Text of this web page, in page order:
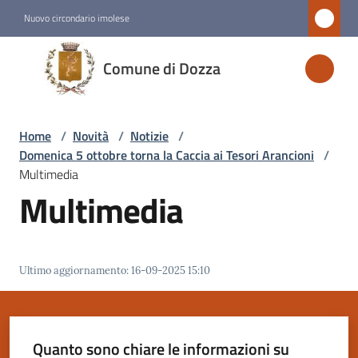
Nuovo circondario imolese
Comune di Dozza
Comune
di
Dozza
Amministrazione
Novità
Servizi
Vivere
Dozza
Home / Novità / Notizie /
Domenica 5 ottobre torna la Caccia ai Tesori Arancioni /
Multimedia
Multimedia
Ultimo aggiornamento:16-09-2025 15:10
Quanto sono chiare le informazioni su